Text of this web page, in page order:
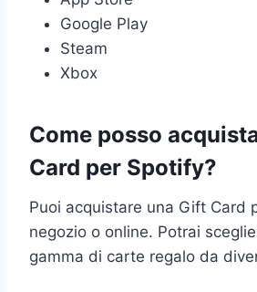
Google Play
Steam
Xbox
Come posso
Card per Spotify?
Puoi acquistare una Gift Card
negozio o online. Potrai
gamma di carte regalo da